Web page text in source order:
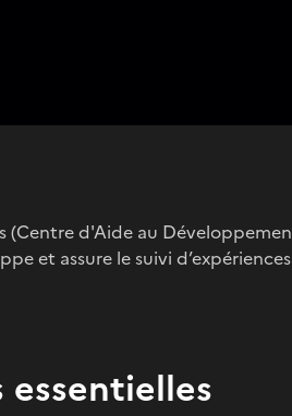
(Centre d'Aide au
et assure le suivi